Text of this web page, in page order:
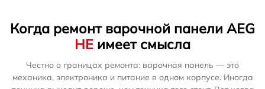
Когда ремонт варочной панели AEG
НЕ имеет смысла
Честно о границах ремонта: варочная панель — это
механика, электроника и питание в одном корпусе. Иногда